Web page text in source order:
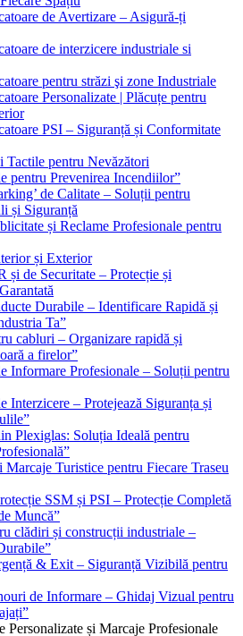
de Avertizare – Asigură-ți
de interzicere industriale si
pentru străzi şi zone Industriale
Personalizate | Plăcuțe pentru
PSI – Siguranță și Conformitate
Tactile pentru Nevăzători
pentru Prevenirea Incendiilor”
de Calitate – Soluții pentru
și Siguranță
și Reclame Profesionale pentru
și Exterior
și de Securitate – Protecție și
Durabile – Identificare Rapidă și
Ta”
cabluri – Organizare rapidă și
a firelor”
Informare Profesionale – Soluții pentru
Interzicere – Protejează Siguranța și
Plexiglas: Soluția Ideală pentru
Marcaje Turistice pentru Fiecare Traseu
SSM și PSI – Protecție Completă
Muncă”
clădiri și construcții industriale –
& Exit – Siguranță Vizibilă pentru
de Informare – Ghidaj Vizual pentru